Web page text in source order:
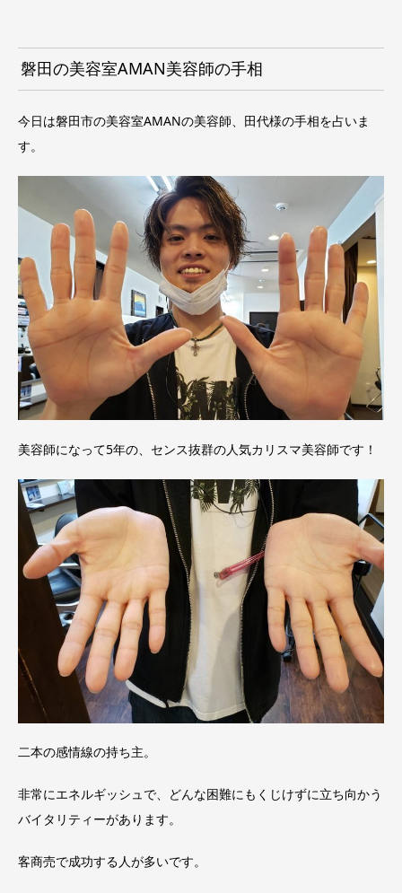
磐田の美容室AMAN美容師の手相
今日は磐田市の美容室AMANの美容師、田代様の手相を占いま
す。
美容師になって5年の、センス抜群の人気カリスマ美容師です！
二本の感情線の持ち主。
非常にエネルギッシュで、どんな困難にもくじけずに立ち向かう
バイタリティーがあります。
客商売で成功する人が多いです。